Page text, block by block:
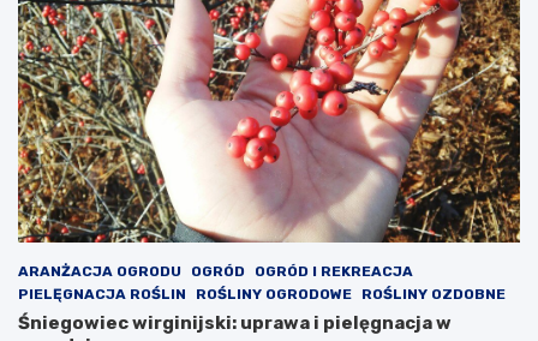
ARANŻACJA OGRODU OGRÓD
OGRÓD I REKREACJA
PIELĘGNACJA ROŚLIN
ROŚLINY OGRODOWE ROŚLINY OZDOBNE
Śniegowiec wirginijski: uprawa i pielęgnacja w